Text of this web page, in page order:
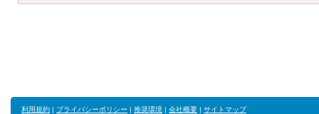
利用規約 | プライバシーポリシー | 推奨環境 | 会社概要 | サイトマップ